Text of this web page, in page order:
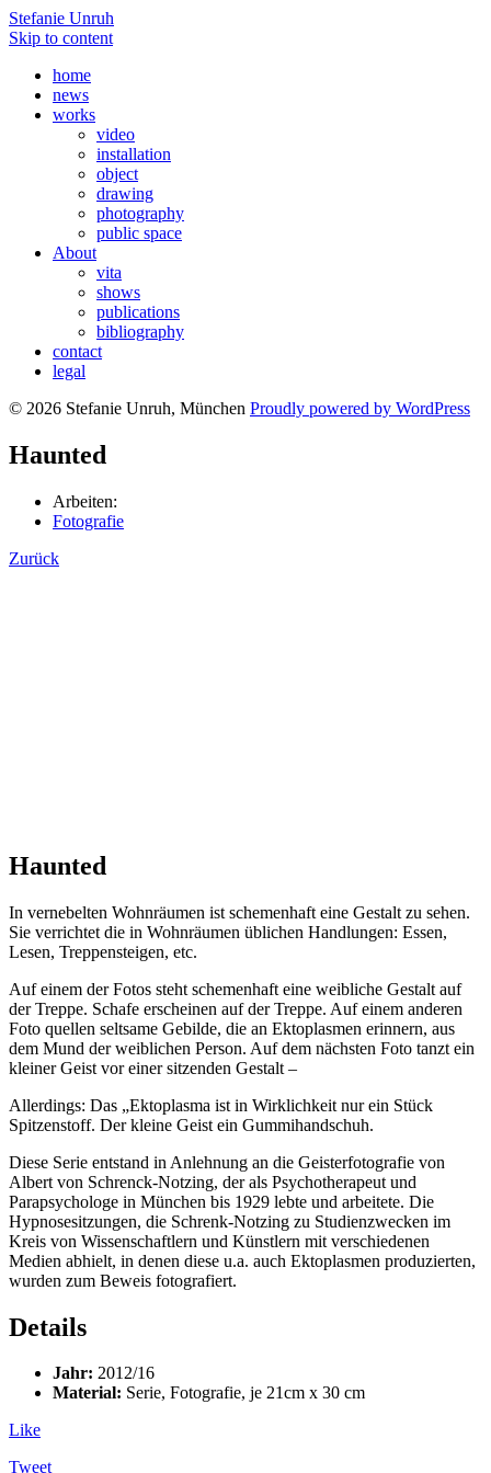
Stefanie Unruh
Skip to content
home
news
works
video
installation
object
drawing
photography
public space
About
vita
shows
publications
bibliography
contact
legal
© 2026 Stefanie Unruh, München Proudly powered by WordPress
Haunted
Arbeiten:
Fotografie
Zurück
Haunted
In vernebelten Wohnräumen ist schemenhaft eine Gestalt zu sehen.
Sie verrichtet die in Wohnräumen üblichen Handlungen: Essen,
Lesen, Treppensteigen, etc.
Auf einem der Fotos steht schemenhaft eine weibliche Gestalt auf
der Treppe. Schafe erscheinen auf der Treppe. Auf einem anderen
Foto quellen seltsame Gebilde, die an Ektoplasmen erinnern, aus
dem Mund der weiblichen Person. Auf dem nächsten Foto tanzt ein
kleiner Geist vor einer sitzenden Gestalt –
Allerdings: Das „Ektoplasma ist in Wirklichkeit nur ein Stück
Spitzenstoff. Der kleine Geist ein Gummihandschuh.
Diese Serie entstand in Anlehnung an die Geisterfotografie von
Albert von Schrenck-Notzing, der als Psychotherapeut und
Parapsychologe in München bis 1929 lebte und arbeitete. Die
Hypnosesitzungen, die Schrenk-Notzing zu Studienzwecken im
Kreis von Wissenschaftlern und Künstlern mit verschiedenen
Medien abhielt, in denen diese u.a. auch Ektoplasmen produzierten,
wurden zum Beweis fotografiert.
Details
Jahr: 2012/16
Material: Serie, Fotografie, je 21cm x 30 cm
Like
Tweet